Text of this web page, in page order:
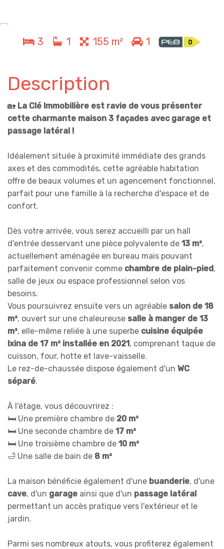
3 1 155 m² 1
Description
🏡 La Clé Immobilière est ravie de vous présenter
cette charmante maison 3 façades avec garage et
passage latéral !
Idéalement située à proximité immédiate des grands
axes et des commodités, cette agréable habitation
offre de beaux volumes et un agencement fonctionnel,
parfait pour une famille à la recherche d'espace et de
confort.
Dès votre arrivée, vous serez accueilli par un hall
d'entrée desservant une pièce polyvalente de 13 m²,
actuellement aménagée en bureau mais pouvant
parfaitement convenir comme chambre de plain-pied,
salle de jeux ou espace professionnel selon vos
besoins.
Vous poursuivrez ensuite vers un agréable salon de 18
m², ouvert sur une chaleureuse salle à manger de 13
m², elle-même reliée à une superbe cuisine équipée
Ixina de 17 m² installée en 2021, comprenant taque de
cuisson, four, hotte et lave-vaisselle.
Le rez-de-chaussée dispose également d'un WC
séparé.
À l'étage, vous découvrirez :
🛏️ Une première chambre de 20 m²
🛏️ Une seconde chambre de 17 m²
🛏️ Une troisième chambre de 10 m²
🛁 Une salle de bain de 8 m²
La maison bénéficie également d'une buanderie, d'une
cave, d'un garage ainsi que d'un passage latéral
permettant un accès pratique vers l'extérieur et le
jardin.
Parmi ses nombreux atouts, vous profiterez également